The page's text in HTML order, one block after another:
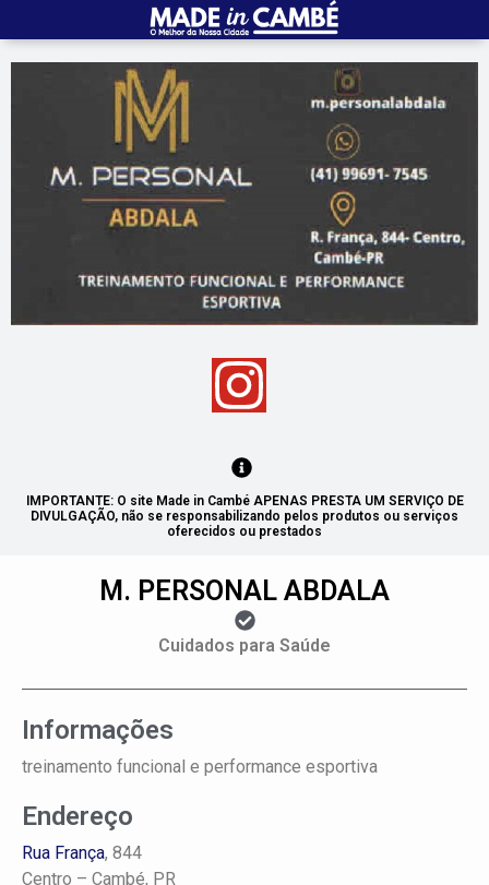
IMPORTANTE: O site Made in Cambé APENAS PRESTA UM SERVIÇO DE
DIVULGAÇÃO, não se responsabilizando pelos produtos ou serviços
oferecidos ou prestados
M. PERSONAL ABDALA
Cuidados para Saúde
Informações
treinamento funcional e performance esportiva
Endereço
Rua França, 844
Centro – Cambé, PR